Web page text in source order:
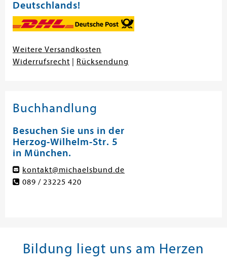
Deutschlands!
Weitere Versandkosten
Widerrufsrecht
Rücksendung
Buchhandlung
Besuchen Sie uns in der
Herzog-Wilhelm-Str. 5
in München.
kontakt@michaelsbund.de
089 / 23225 420
Bildung liegt uns am Herzen